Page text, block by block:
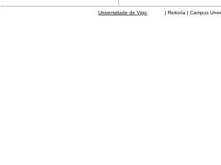
Universidade de Vigo | Reitoría | Campus